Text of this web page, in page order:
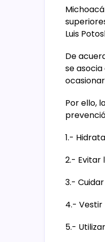
Luis
De
se
Por ello,
1.-
2.- Evitar
3.-
4.- Vestir
5.-